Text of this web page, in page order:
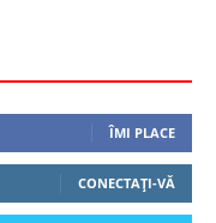
ÎMI PLACE
CONECTAȚI-VĂ